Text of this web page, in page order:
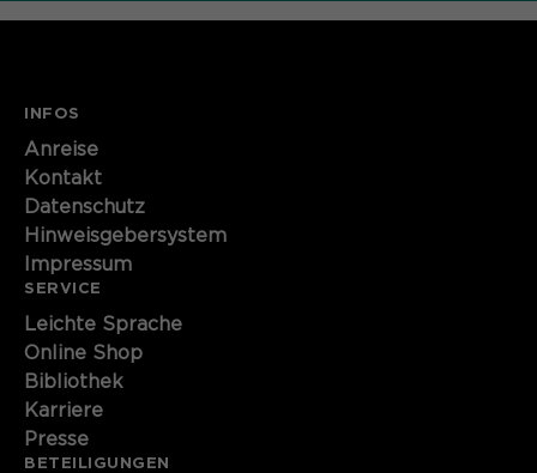
INFOS
Anreise
Kontakt
Datenschutz
Hinweisgebersystem
Impressum
SERVICE
Leichte Sprache
Online Shop
Bibliothek
Karriere
Presse
BETEILIGUNGEN